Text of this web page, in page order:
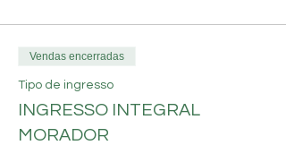
Vendas encerradas
Tipo de ingresso
INGRESSO INTEGRAL
MORADOR